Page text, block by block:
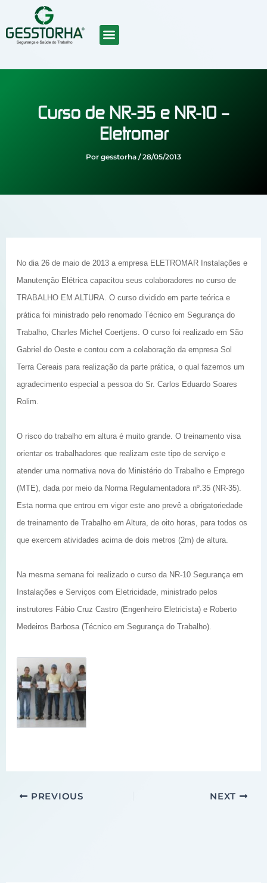
para
Curso de NR-35 e NR-10 –
Eletromar
Por gesstorha /28/05/2013
No dia 26 de maio de 2013 a empresa ELETROMAR Instalações e
Manutenção Elétrica capacitou seus colaboradores no curso de
TRABALHO EM ALTURA. O curso dividido em parte teórica e
prática foi ministrado pelo renomado Técnico em Segurança do
Trabalho, Charles Michel Coertjens. O curso foi realizado em São
Gabriel do Oeste e contou com a colaboração da empresa Sol
Terra Cereais para realização da parte prática, o qual fazemos um
agradecimento especial a pessoa do Sr. Carlos Eduardo Soares
Rolim.
O risco do trabalho em altura é muito grande. O treinamento visa
orientar os trabalhadores que realizam este tipo de serviço e
atender uma normativa nova do Ministério do Trabalho e Emprego
(MTE), dada por meio da Norma Regulamentadora nº.35 (NR-35).
Esta norma que entrou em vigor este ano prevê a obrigatoriedade
de treinamento de Trabalho em Altura, de oito horas, para todos os
que exercem atividades acima de dois metros (2m) de altura.
Na mesma semana foi realizado o curso da NR-10 Segurança em
Instalações e Serviços com Eletricidade, ministrado pelos
instrutores Fábio Cruz Castro (Engenheiro Eletricista) e Roberto
Medeiros Barbosa (Técnico em Segurança do Trabalho).
PREVIOUS NEXT